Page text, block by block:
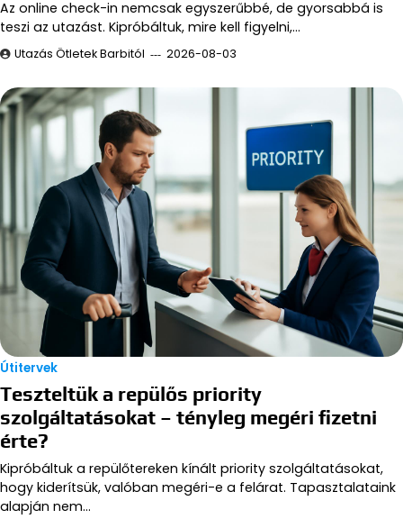
Az online check-in nemcsak egyszerűbbé, de gyorsabbá is
teszi az utazást. Kipróbáltuk, mire kell figyelni,…
Utazás Ötletek Barbitól 2026-08-03
Útitervek
Teszteltük a repülős priority
szolgáltatásokat – tényleg megéri fizetni
érte?
Kipróbáltuk a repülőtereken kínált priority szolgáltatásokat,
hogy kiderítsük, valóban megéri-e a felárat. Tapasztalataink
alapján nem…